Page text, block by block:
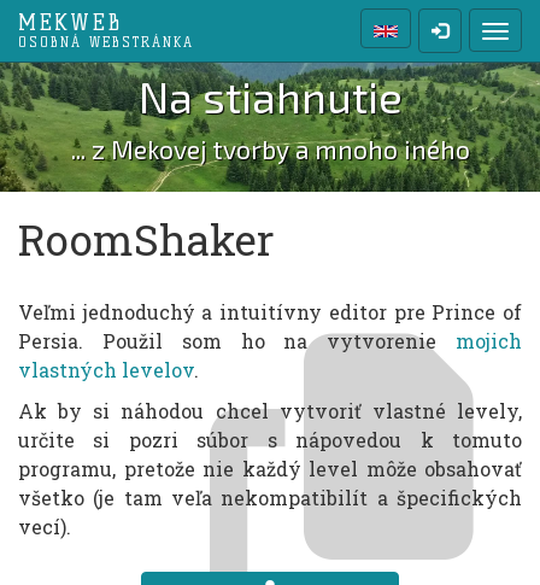
MEKWEB
OSOBNÁ WEBSTRÁNKA
Na stiahnutie
... z Mekovej tvorby a mnoho iného
RoomShaker
Veľmi jednoduchý a intuitívny editor pre Prince of
Persia. Použil som ho na vytvorenie mojich
vlastných levelov.
Ak by si náhodou chcel vytvoriť vlastné levely,
určite si pozri súbor s nápovedou k tomuto
programu, pretože nie každý level môže obsahovať
všetko (je tam veľa nekompatibilít a špecifických
vecí).